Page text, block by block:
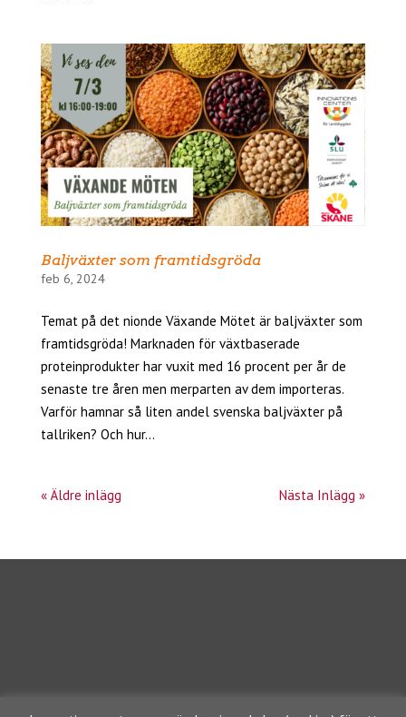
Baljväxter som framtidsgröda
feb 6, 2024
Temat på det nionde Växande Mötet är baljväxter som
framtidsgröda! Marknaden för växtbaserade
proteinprodukter har vuxit med 16 procent per år de
senaste tre åren men merparten av dem importeras.
Varför hamnar så liten andel svenska baljväxter på
tallriken? Och hur...
« Äldre inlägg Nästa Inlägg »